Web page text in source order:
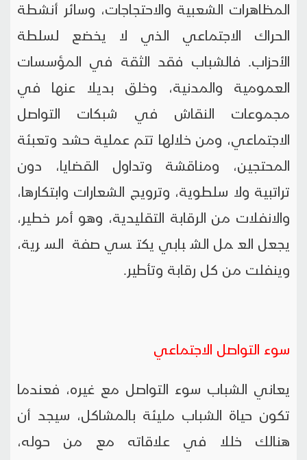
المظاهرات الشعبية والاحتجاجات، وسائر أنشطة
الحراك الاجتماعي الذي لا يخضع لسلطة
الأحزاب. فالشباب فقد الثقة في المؤسسات
العمومية والمدنية، وخلق بديلا عنها في
مجموعات النقاش في شبكات التواصل
الاجتماعي، ومن خلالها تتم عملية حشد وتعبئة
المحتجين، ومناقشة وتداول القضايا، دون
تراتبية ولا سلطوية، وترويج الشعارات وابتكارها،
والانفلات من الرقابة التقليدية، وهو أمر خطير،
يجعل العمل الشبابي يكتسي صفة السرية،
وينفلت من كل رقابة وتأطير.
سوء التواصل الاجتماعي
يعاني الشباب سوء التواصل مع غيره، فعندما
تكون حياة الشباب مليئة بالمشاكل، سيجد أن
هنالك خللا في علاقاته مع من حوله،